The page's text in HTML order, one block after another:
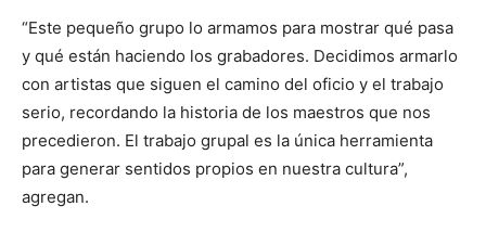
“Este pequeño grupo lo armamos para mostrar qué pasa
y qué están haciendo los grabadores. Decidimos armarlo
con artistas que siguen el camino del oficio y el trabajo
serio, recordando la historia de los maestros que nos
precedieron. El trabajo grupal es la única herramienta
para generar sentidos propios en nuestra cultura”,
agregan.